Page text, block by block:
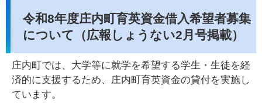
令和8年度庄内町育英資金借入希望者募集
について（広報しょうない2月号掲載）
庄内町では、大学等に就学を希望する学生・生徒を経
済的に支援するため、庄内町育英資金の貸付を実施し
ています。